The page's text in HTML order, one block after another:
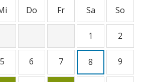
Do Fr Sa So
1 2
5 6 7 8 9